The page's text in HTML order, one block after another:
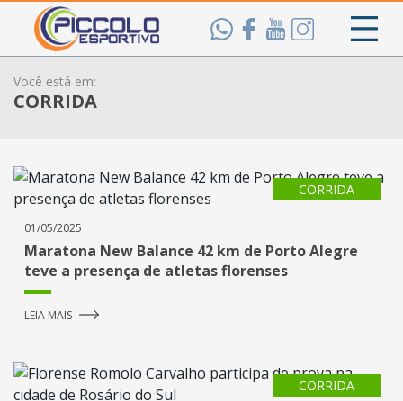
Você está em:
CORRIDA
CORRIDA
01/05/2025
Maratona New Balance 42 km de Porto Alegre
teve a presença de atletas florenses
LEIA MAIS
CORRIDA